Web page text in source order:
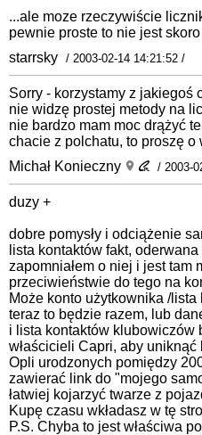
...ale moze rzeczywiście
pewnie proste to nie jest
starrsky / 2003-02-14 14:21:52 /
Sorry - korzystamy z jakiegoś
nie widzę prostej metody na
nie bardzo mam moc drążyć
chacie z polchatu, to proszę o
Michał Konieczny
/ 2003-
duzy +
dobre pomysły i odciążenie
lista kontaktów fakt,
zapomniałem o niej i jest tam
przeciwieństwie do tego na
Może konto użytkownika /
teraz to będzie razem, lub
i lista kontaktów klubowiczów
właścicieli Capri, aby uniknąć
Opli urodzonych pomiędzy
zawierać link do "mojego
łatwiej kojarzyć twarze z
Kupę czasu wkładasz w tę
P.S. Chyba to jest właściwa